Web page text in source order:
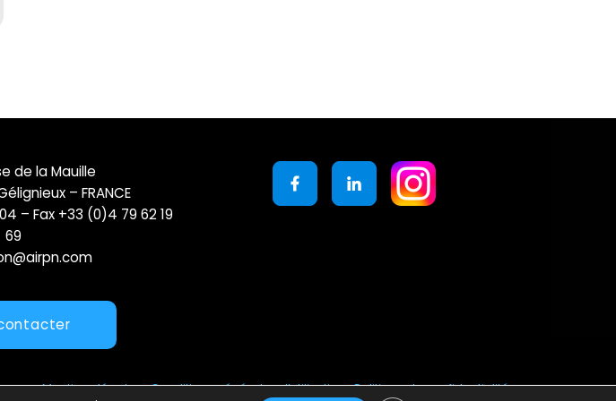
de la Mauille
– FRANCE
– Fax +33 (0)4 79 62 19
69
Mentions légales Conditions générales d’utilisation Politique de confidentialité